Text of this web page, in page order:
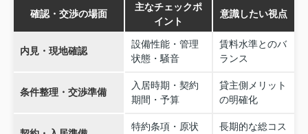
確認・交渉の場面
主なチェックポ
イント
意識したい視点
内見・現地確認
設備性能・管理
状態・騒音
賃料水準とのバ
ランス
条件整理・交渉準備
入居時期・契約
期間・予算
貸主側メリット
の明確化
特約条項・原状
長期的な総コス